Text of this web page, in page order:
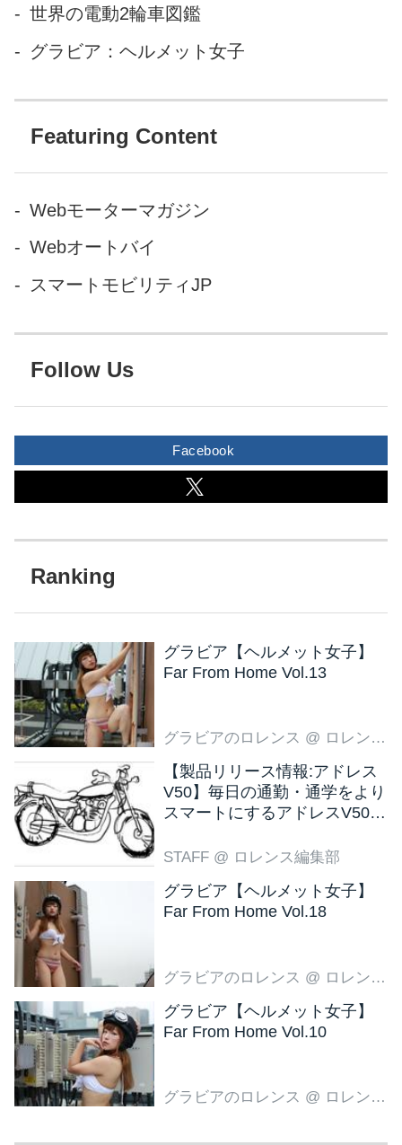
ー、チャールズ・ロールスと
りました。映像も、その二人
世界の電動2輪車図鑑
グラビア：ヘルメット女子
Featuring Content
Webモーターマガジン
Webオートバイ
スマートモビリティJP
Follow Us
Facebook
グラビア【ヘルメット女子】
Far From Home Vol.13
グラビアのロレンス @ ロレンス編集部
【製品リリース情報:アドレス
V50】毎日の通勤・通学をより
スマートにするアドレスV50
STAFF @ ロレンス編集部
グラビア【ヘルメット女子】
Far From Home Vol.18
グラビアのロレンス @ ロレンス編集部
グラビア【ヘルメット女子】
Far From Home Vol.10
グラビアのロレンス @ ロレンス編集部